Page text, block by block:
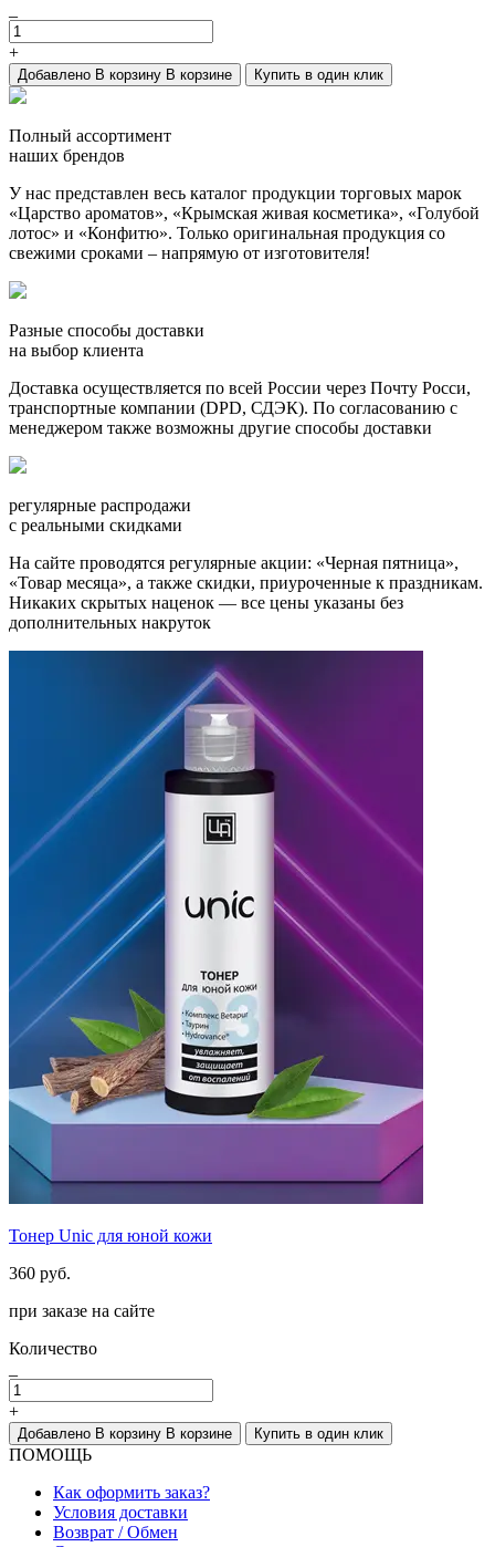
+
Добавлено В корзину В корзине Купить в один клик
Полный ассортимент
наших брендов
У нас представлен весь каталог продукции торговых марок
«Царство ароматов», «Крымская живая косметика», «Голубой
лотос» и «Конфитю». Только оригинальная продукция со
свежими сроками – напрямую от изготовителя!
Разные способы доставки
на выбор клиента
Доставка осуществляется по всей России через Почту Росси,
транспортные компании (DPD, СДЭК). По согласованию с
менеджером также возможны другие способы доставки
регулярные распродажи
с реальными скидками
На сайте проводятся регулярные акции: «Черная пятница»,
«Товар месяца», а также скидки, приуроченные к праздникам.
Никаких скрытых наценок — все цены указаны без
дополнительных накруток
Тонер Unic для юной кожи
360 руб.
при заказе на сайте
Количество
+
Добавлено В корзину В корзине Купить в один клик
ПОМОЩЬ
Как оформить заказ?
Условия доставки
Возврат / Обмен